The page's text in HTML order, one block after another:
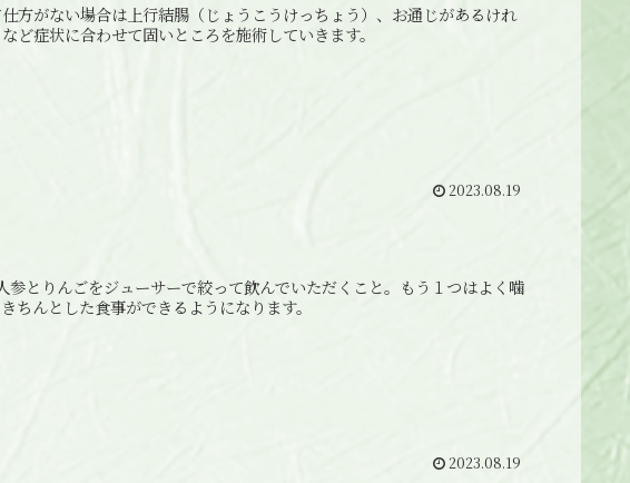
方がない場合は上行結腸（じょうこうけっちょう）、お通じがあるけれ
ど症状に合わせて固いところを施術していきます。
2023.08.19
とりんごをジューサーで絞って飲んでいただくこと。もう１つはよく噛
ちんとした食事ができるようになります。
2023.08.19